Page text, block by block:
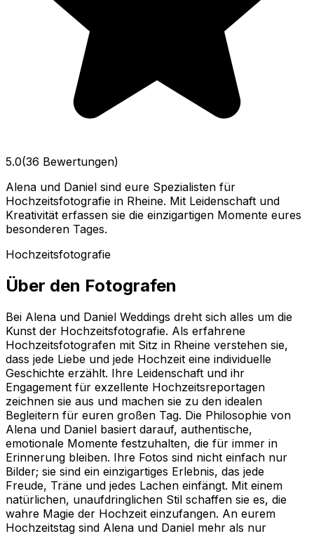
5.0(36 Bewertungen)
Alena und Daniel sind eure Spezialisten für
Hochzeitsfotografie in Rheine. Mit Leidenschaft und
Kreativität erfassen sie die einzigartigen Momente eures
besonderen Tages.
Hochzeitsfotografie
Über den Fotografen
Bei Alena und Daniel Weddings dreht sich alles um die
Kunst der Hochzeitsfotografie. Als erfahrene
Hochzeitsfotografen mit Sitz in Rheine verstehen sie,
dass jede Liebe und jede Hochzeit eine individuelle
Geschichte erzählt. Ihre Leidenschaft und ihr
Engagement für exzellente Hochzeitsreportagen
zeichnen sie aus und machen sie zu den idealen
Begleitern für euren großen Tag. Die Philosophie von
Alena und Daniel basiert darauf, authentische,
emotionale Momente festzuhalten, die für immer in
Erinnerung bleiben. Ihre Fotos sind nicht einfach nur
Bilder; sie sind ein einzigartiges Erlebnis, das jede
Freude, Träne und jedes Lachen einfängt. Mit einem
natürlichen, unaufdringlichen Stil schaffen sie es, die
wahre Magie der Hochzeit einzufangen. An eurem
Hochzeitstag sind Alena und Daniel mehr als nur